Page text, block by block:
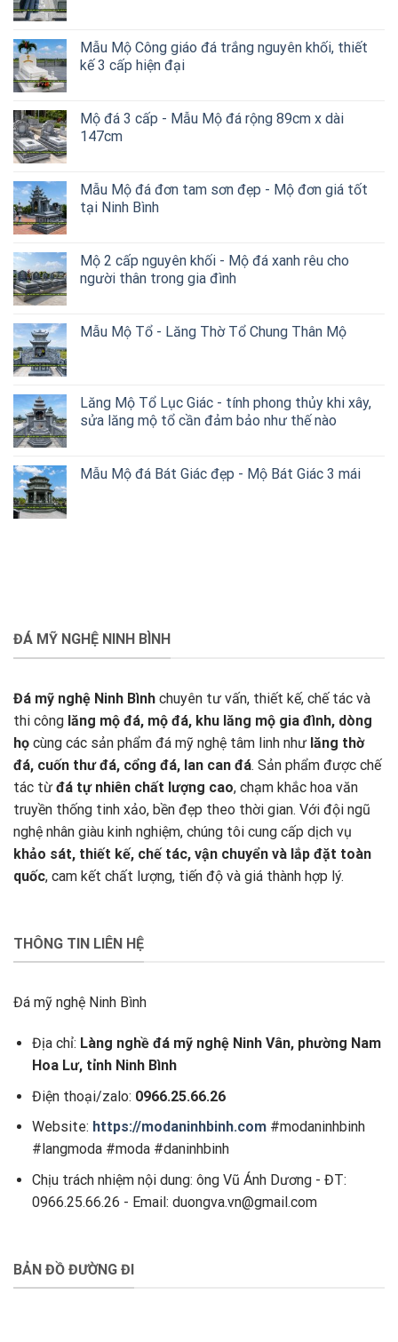
Mẫu Mộ Công giáo đá trắng nguyên khối, thiết
kế 3 cấp hiện đại
Mộ đá 3 cấp - Mẫu Mộ đá rộng 89cm x dài
147cm
Mẫu Mộ đá đơn tam sơn đẹp - Mộ đơn giá tốt
tại Ninh Bình
Mộ 2 cấp nguyên khối - Mộ đá xanh rêu cho
người thân trong gia đình
Mẫu Mộ Tổ - Lăng Thờ Tổ Chung Thân Mộ
Lăng Mộ Tổ Lục Giác - tính phong thủy khi xây,
sửa lăng mộ tổ cần đảm bảo như thế nào
Mẫu Mộ đá Bát Giác đẹp - Mộ Bát Giác 3 mái
ĐÁ MỸ NGHỆ NINH BÌNH
Đá mỹ nghệ Ninh Bình chuyên tư vấn, thiết kế, chế tác và
thi công lăng mộ đá, mộ đá, khu lăng mộ gia đình, dòng
họ cùng các sản phẩm đá mỹ nghệ tâm linh như lăng thờ
đá, cuốn thư đá, cổng đá, lan can đá. Sản phẩm được chế
tác từ đá tự nhiên chất lượng cao, chạm khắc hoa văn
truyền thống tinh xảo, bền đẹp theo thời gian. Với đội ngũ
nghệ nhân giàu kinh nghiệm, chúng tôi cung cấp dịch vụ
khảo sát, thiết kế, chế tác, vận chuyển và lắp đặt toàn
quốc, cam kết chất lượng, tiến độ và giá thành hợp lý.
THÔNG TIN LIÊN HỆ
Đá mỹ nghệ Ninh Bình
Địa chỉ: Làng nghề đá mỹ nghệ Ninh Vân, phường Nam
Hoa Lư, tỉnh Ninh Bình
Điện thoại/zalo: 0966.25.66.26
Website: https://modaninhbinh.com#modaninhbinh
#langmoda #moda #daninhbinh
Chịu trách nhiệm nội dung: ông Vũ Ánh Dương - ĐT:
0966.25.66.26 - Email: duongva.vn@gmail.com
BẢN ĐỒ ĐƯỜNG ĐI